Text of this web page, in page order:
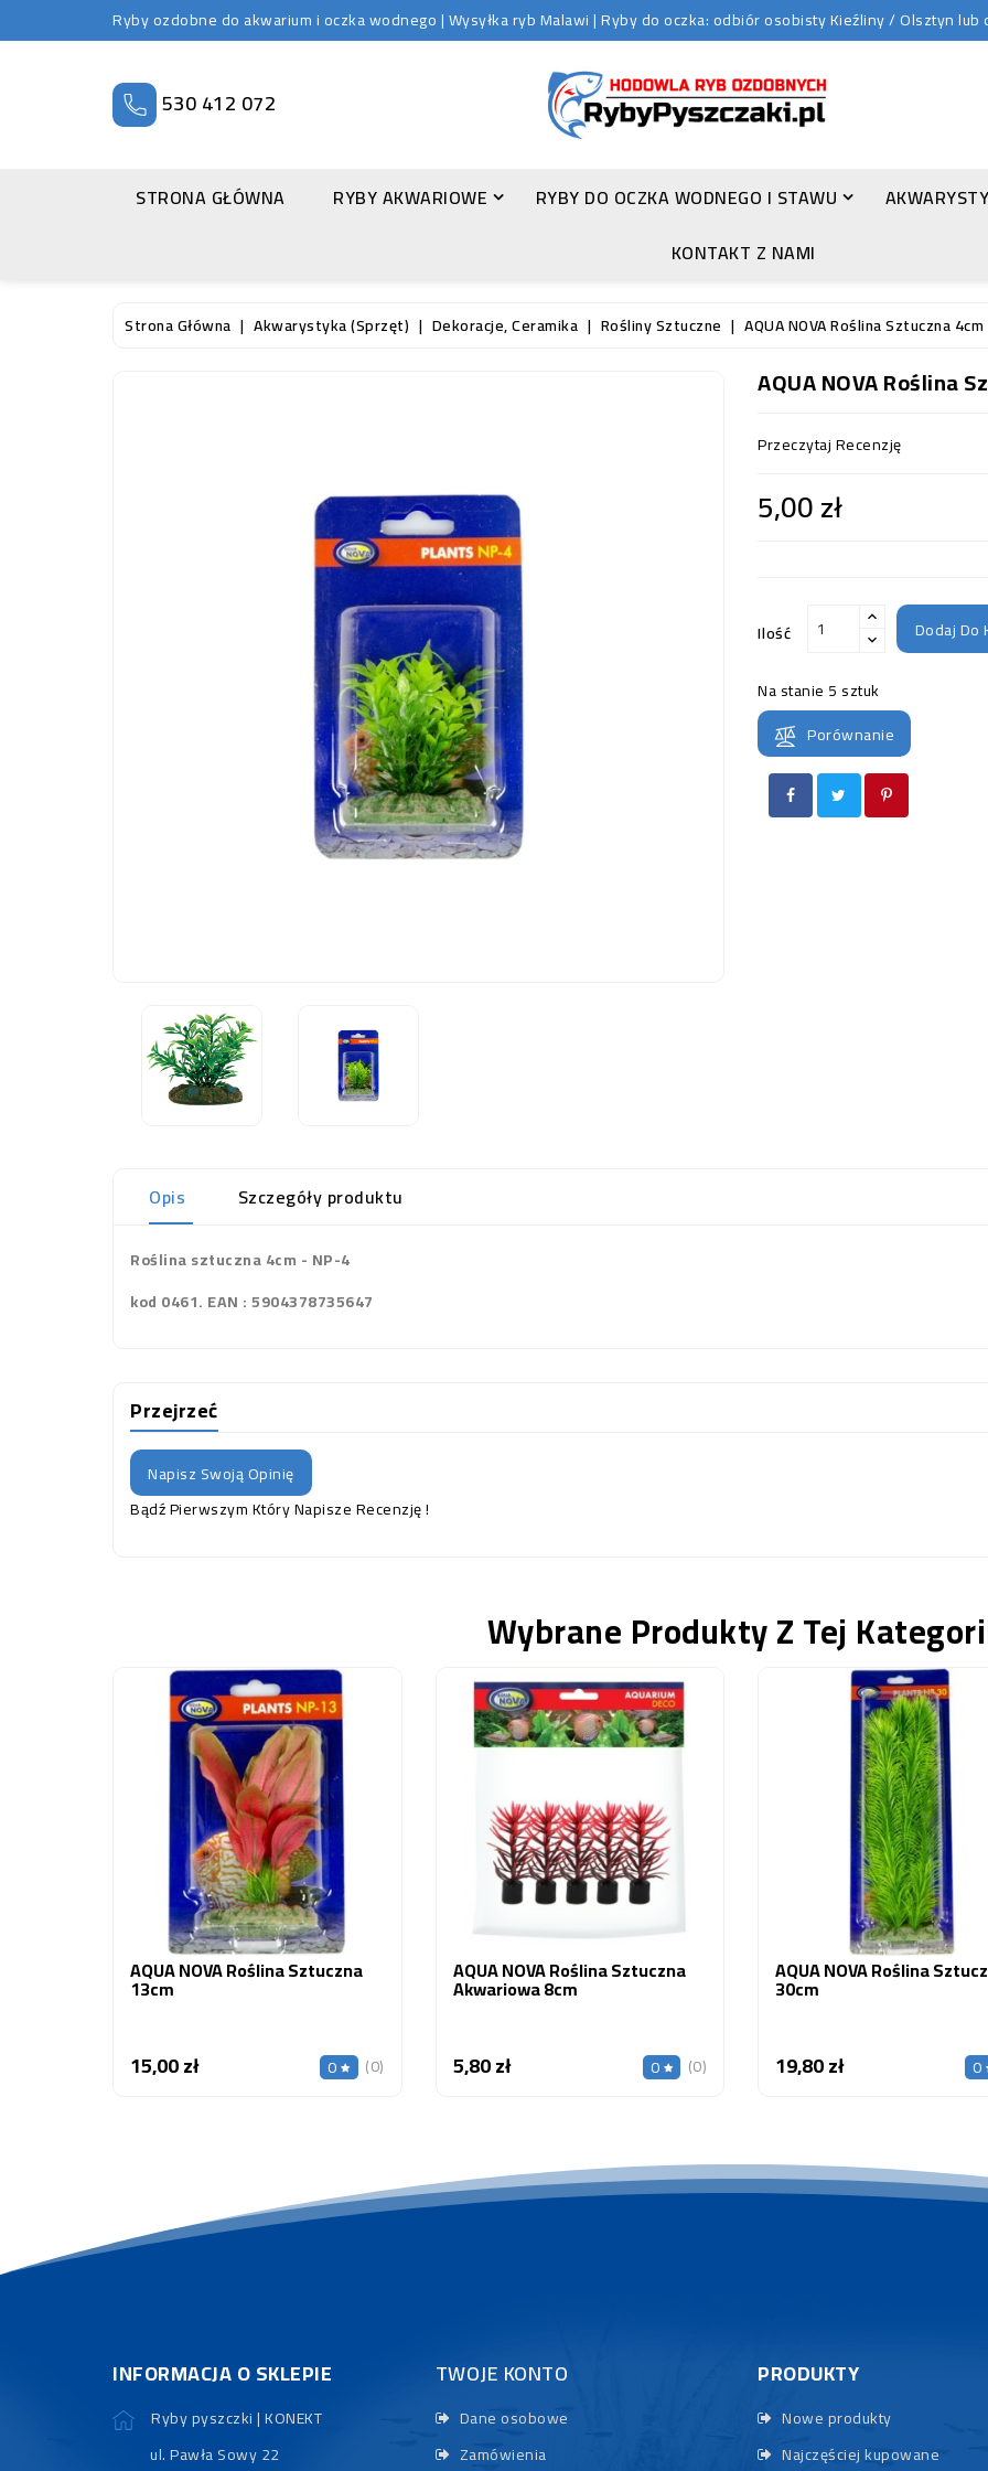
Ryby ozdobne do akwarium i oczka wodnego | Wysyłka ryb Malawi | Ryby do oczka: odbiór osobisty Kieźliny / Olsztyn
530 412 072
STRONA GŁÓWNA RYBY AKWARIOWE RYBY DO OCZKA WODNEGO I STAWU
KONTAKT Z NAMI
Strona Główna Akwarystyka (sprzęt) Dekoracje, Ceramika Rośliny Sztuczne AQUA NOVA Roślina Sztuczna
AQUA NOVA Roślina
Przeczytaj Recenzję
5,00 zł
Ilość Dodaj Do
Na stanie 5 sztuk
Porównanie
Opis Szczegóły produktu
Roślina sztuczna 4cm - NP-4
kod 0461. EAN : 5904378735647
Przejrzeć
Napisz Swoją Opinię
Bądź Pierwszym Który Napisze Recenzję !
Wybrane Produkty Z Tej
AQUA NOVA Roślina Sztuczna
13cm
15,00 złCena 0 (0)
AQUA NOVA Roślina Sztuczna
Akwariowa 8cm
5,80 złCena 0 (0)
AQUA NOVA Roślina
30cm
19,80 złCena 0
INFORMACJA O SKLEPIE
Ryby pyszczki | KONEKT
ul. Pawła Sowy 22
TWOJE KONTO
Dane osobowe
Zamówienia
PRODUKTY
Nowe produkty
Najczęściej kupowane